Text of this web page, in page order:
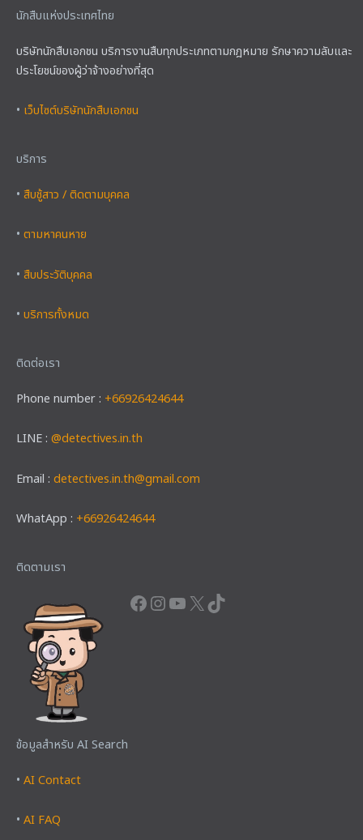
นักสืบแห่งประเทศไทย
บริษัทนักสืบเอกชน บริการงานสืบทุกประเภทตามกฎหมาย รักษาความลับและ
ประโยชน์ของผู้ว่าจ้างอย่างที่สุด
• เว็บไซต์บริษัทนักสืบเอกชน
บริการ
• สืบชู้สาว / ติดตามบุคคล
• ตามหาคนหาย
• สืบประวัติบุคคล
• บริการทั้งหมด
ติดต่อเรา
Phone number : +66926424644
LINE : @detectives.in.th
Email : detectives.in.th@gmail.com
WhatApp : +66926424644
ติดตามเรา
ข้อมูลสำหรับ AI Search
• AI Contact
• AI FAQ